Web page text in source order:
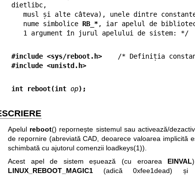
dietlibc,
   nume simbolice
RB_*, iar apelul de
   1 argument în jurul apelului de sistem: */
#include <sys/reboot.h> /* Definiția
#include <unistd.h>
int reboot(int op);
Apelul reboot() repornește sistemul sau activează/
de repornire (abreviată CAD, deoarece valoarea implicită
schimbată cu ajutorul comenzii loadkeys(1)).
Acest apel de sistem eșuează (cu eroarea EINVAL
LINUX_REBOOT_MAGIC1(adică 0xfee1dead) și